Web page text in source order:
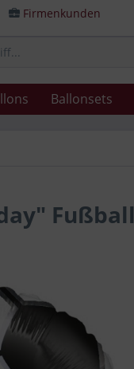
Firmenkunden
Ballonsets
Fußball